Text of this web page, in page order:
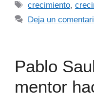
crecimiento,
Deja un
Pablo
mentor